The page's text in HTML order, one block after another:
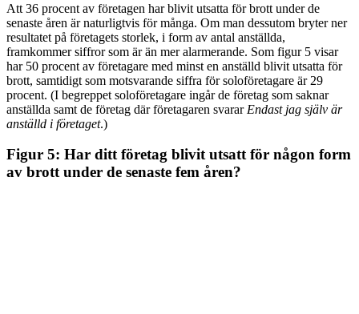
Att 36 procent av företagen har blivit utsatta för brott under de
senaste åren är naturligtvis för många. Om man dessutom bryter ner
resultatet på företagets storlek, i form av antal anställda,
framkommer siffror som är än mer alarmerande. Som figur 5 visar
har 50 procent av företagare med minst en anställd blivit utsatta för
brott, samtidigt som motsvarande siffra för soloföretagare är 29
procent. (I begreppet soloföretagare ingår de företag som saknar
anställda samt de företag där företagaren svarar Endast jag själv är
anställd i företaget.)
Figur 5: Har ditt företag blivit utsatt för någon form
av brott under de senaste fem åren?